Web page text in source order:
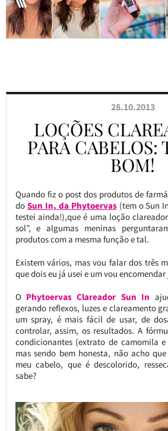
28.10.2013
LOÇÕES
PARA CABELOS:
BOM!
Quando fiz o post dos produtos de
do Sun In, da Phytoervas(tem o Sun
testei ainda!),que é uma loção
sol”, e algumas meninas
produtos com a mesma função e tal.
Existem vários, mas vou falar dos três
que dois eu já usei e um vou encomendar
O Phytoervas Clareador Sun In
gerando reflexos, luzes e clareamento
um spray, é mais fácil de usar, de
controlar, assim, os resultados. A
condicionantes (extrato de camomila
mas sendo bem honesta, não acho
meu cabelo, que é descolorido,
sabe?